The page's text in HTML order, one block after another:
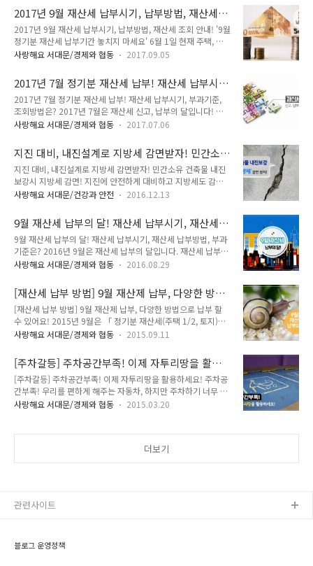
이 30만원 이상일 경우에는 매달 1.2%의 ..
납세의무자 : 6월 1일 현재 소유자 ● 납부기간 : 2018. 7. 16.
(월) ~ 7. 31.(화) ※ 기한이 지나면 3%의 가산금이 부과됩니다.
※ 8월 31일까지 미납한 경우 매달 1.2%의 중가산금이 추가 부
과됩니다. (단, 세액이 30만원 이상일 경우에만 해당) ● 부과대
상 : 7월분 재산세는 주택(1/2), 건축물 ● 납부방법 : 금융기관
무1과 ☎ 02-..
2017년 9월 재산세 납부시기, 납부방법, 재산세
조회 안내!
2017년 9월 재산세 납부시기, 납부방법, 재산세 조회 안내! '9월
정기분 재산세 납부기간 놓치지 마세요' 6월 1일 현재 주택, 토
지 소유자는 9월 정기분 재산세를 납부해야 합니다. 매매잔금을
수자에세 납세의무가 있습니다! 6월 2일 이후 양도한 경우에는
6월 1일 현재 소유자인 양도자(전 소유자)에세 2017년도 재산
세 납세의무가 있답니다! 2017년 9월 재산세 납부 안내 ● 납부
시기 : 2017. 9. 16. ~ 10. 10. ※ 10월 2일 임시공휴일 지정으
로 기존 9월 31일에서 10월 10일로 납부기한이 연장되었습니
31일까지 미납 시 매월 1.2%의 중가산금이 ..
사랑해요 서대문/경제와 협동 2017.09.05
2017년 7월 정기분 재산세 납부! 재산세 납부시
기, 부과기준, 조회방법은?
2017년 7월 정기분 재산세 납부! 재산세 납부시기, 부과기준,
조회방법은? 2017년 7월은 재산세 신고, 납부의 달입니다! 우
리나라의 대표적인 지방세 가운데 하나인 재산세는 재산을 보유
고~ 납부하러 가볼까요! ^^ 2017년 7월 정기분 재산세 납부 안
내 ● 납세의무자 - 6월 1일 현재 건축물, 주택, 선박 소유자 - 매
매잔금을 과세기준인 6월 1일에 주고 받은 경우, 새로 부동산을
취득한 매수자 납세의무 - 6월 2일 이후 양도한 경우 6월 1일 현
재 소유자인 양도자(전 소유자)가 납세의무 있음 ● 과세대상 -
누어 7월과 9월에 가각 1/2씩 같은 금액으로 과세 ● ..
사랑해요 서대문/경제와 협동 2017.07.06
지진 대비, 내진설계로 지방세 감면받자! 민간소
유 건축물 내진보강시 지방세 감면!
지진 대비, 내진설계로 지방세 감면받자! 민간소유 건축물 내진
보강시 지방세 감면! 지진에 안전하게 대비하고 지방세도 감면
받으세요~^^ 내진 설계 의무대상이 아닌 건축물의 건축, 대수선
있답니다!!!! 「지방세특례제한번」 제47조의4의 규정에 따라
내진보강 대상이 아닌 일정 규모 (3층 미만이고 1,000㎡미만 건
축물 등)의 민간소유 건축물이 내진보강을 실시한 경우 지방세
를 감면받을 수 있습니다! 감면혜택에 대해 알아볼까요~ 감면혜
택 ● 건축을 하는 경우 - 취득세의 10% 경감 - 재산세 납세의무
경우 - 취득세의 50%경감 - 재산세 납세의무 최초 성립일로부터
5년간 재산세..
사랑해요 서대문/건강과 안전 2016.12.13
9월 재산세 납부의 달! 재산세 납부시기, 재산세
납부방법, 부과기준은?
9월 재산세 납부의 달! 재산세 납부시기, 재산세 납부방법, 부과
기준은? 2016년 9월은 재산세 납부의 달입니다. 재산세 납부시
기를 꼭! 기억해주시고~ 납부해주세요 ^^ 부과기준과 납부방법
월 재산세 납부의 달 ○ 납세의무자 ▶ 6월 1일 현재(주택, 토지)
소유자 ○ 과세대상 : 주택(1/2), 토지 주택분 재산세는 1년분
세금을 반으로 나누어 7월과 9월에 각각 1/2씩 같은 금액으로
과세됩니다. ○ 납부기간 : 9. 16. ~ 9. 30. ○ 납부방법 ▶ 시중
은행 및 농수협, 우체국, 새마을금고에 납부 ▶ 인터넷납부 : 인
(국내 모든 카드 - 14개사)납..
사랑해요 서대문/경제와 협동 2016.08.29
[재산세 납부 방법] 9월 재산제 납부, 다양한 방법
으로 납부 할 수 있어요!
[재산세 납부 방법] 9월 재산제 납부, 다양한 방법으로 납부 할
수 있어요! 2015년 9월은 「 정기분 재산세(주택 1/2, 토지)납
부의 달」이에요. 지난 7월에도 재산세 납부의 달이였죠~ 주택
씩 같은 금액으로 과세되기 때문이에요. 9월 재산세 납부에 대해
지기와 함께 자세히 알아볼까요!! 납세의무자 ▶ 6월 1일 현재
(주택, 토지)소유자 ▶ 매매잔금을 과세기준일인 6월 1일에 주
고 받은 경우에는 새로 부동산을 취득한 매수자에게 납세의무가
있으며, 6월 2일 이후에 양도한 경우에는 6월 1일 현재 소유자
사랑해요 서대문/경제와 협동 2015.09.11
[주차갈등] 주차공간부족! 이제 자투리땅을 활용
하세요!
[주차갈등] 주차공간부족! 이제 자투리땅을 활용하세요! 주차공
간부족! 우리를 편하게 해주는 자동차, 하지만 주차하기 너무 힘
드시죠? 동네를 몇바퀴나 돌고, 주차로 인한 주민과의 말다툼..
없죠~ 내 집 주변에 숨은 자투리 땅이 있다면 이웃을 위해 새옷
444-56 자투리땅의 아..
사랑해요 서대문/경제와 협동 2015.03.20
더보기
블로그 운영정책
관련사이트